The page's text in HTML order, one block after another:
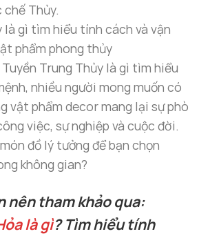
chế Thủy.
là gì tìm hiểu tính cách và vận
phẩm phong thủy
Trung Thủy là gì tìm hiểu
nhiều người mong muốn có
vật phẩm decor mang lại sự phò
việc, sự nghiệp và cuộc đời.
đồ lý tưởng để bạn chọn
không gian?
nên tham khảo qua:
là gì? Tìm hiểu tính